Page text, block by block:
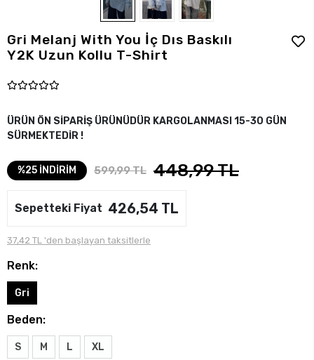
Gri Melanj With You İç Dıs Baskılı
Y2K Uzun Kollu T-Shirt
ÜRÜN ÖN SİPARİŞ ÜRÜNÜDÜR KARGOLANMASI 15-30 GÜN
SÜRMEKTEDİR !
%25 İNDİRİM 599,99 TL 448,99 TL
Sepetteki Fiyat 426,54 TL
37,42 TL 'den başlayan taksitlerle
Renk:
Gri
Beden:
S M L XL